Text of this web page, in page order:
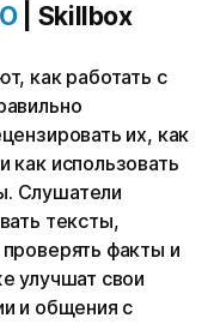
| Skillbox
как работать с
их, как
как использовать
Слушатели
тексты,
факты и
улучшат свои
и общения с